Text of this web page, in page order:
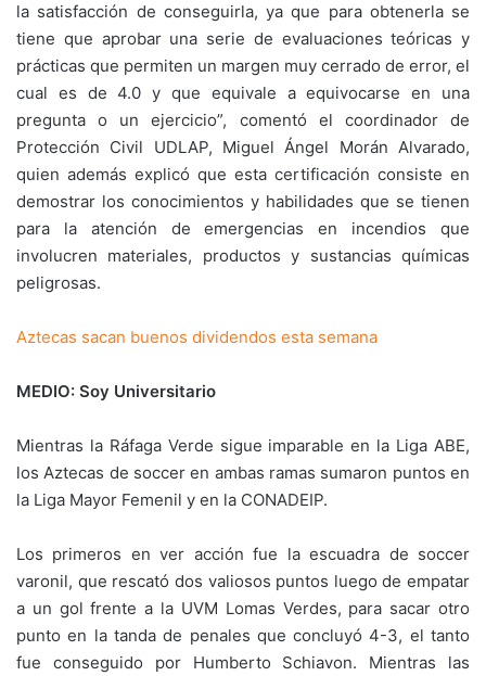
la satisfacción de conseguirla, ya que para obtenerla se
tiene que aprobar una serie de evaluaciones teóricas y
prácticas que permiten un margen muy cerrado de error, el
cual es de 4.0 y que equivale a equivocarse en una
pregunta o un ejercicio”, comentó el coordinador de
Protección Civil UDLAP, Miguel Ángel Morán Alvarado,
quien además explicó que esta certificación consiste en
demostrar los conocimientos y habilidades que se tienen
para la atención de emergencias en incendios que
involucren materiales, productos y sustancias químicas
peligrosas.
Aztecas sacan buenos dividendos esta semana
MEDIO: Soy Universitario
Mientras la Ráfaga Verde sigue imparable en la Liga ABE,
los Aztecas de soccer en ambas ramas sumaron puntos en
la Liga Mayor Femenil y en la CONADEIP.
Los primeros en ver acción fue la escuadra de soccer
varonil, que rescató dos valiosos puntos luego de empatar
a un gol frente a la UVM Lomas Verdes, para sacar otro
punto en la tanda de penales que concluyó 4-3, el tanto
fue conseguido por Humberto Schiavon. Mientras las